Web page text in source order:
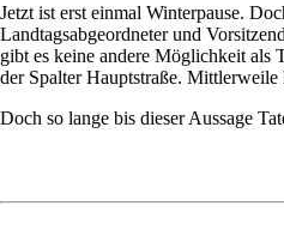
Jetzt ist erst einmal Winterpause.
Landtagsabgeordneter und
gibt es keine andere Möglichkeit als
der Spalter Hauptstraße.
Doch so lange bis dieser Aussage